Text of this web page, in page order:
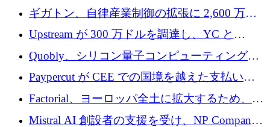
が「成人向け」2億6,000万ポンドの資金調達
ラウンドを獲得
ギガトン、自律産業制御の拡張に 2,600 万ド
ルを調達
Upstream が 300 万ドルを調達し、YC と
Xavier Niel が支援する共同 AI 受信箱を立ち上
げる
Quobly、シリコン量子コンピューティングの
商用化のためにシリーズ A で 1 億 1,500 万ユ
ーロを調達
Paypercut が CEE での国境を越えた支払いを
拡大するために 500 万ユーロを確保
Factorial、ヨーロッパ全土に拡大するため、25
億ドルの評価額で1億5,000万ドルのシリーズD
Mistral AI 創設者の支援を受け、NP Company